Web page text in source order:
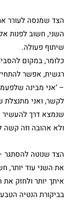
הצד שמנסה לעורר
השני, חשוב לפנות
שיתוף פעולה.
כלומר, במקום
רגשית, אפשר להתחיל
– ‘אני מבינה
לקשר, ואני מתנצלת
שנמצא דרך להעשיר
ולא אהובה וזה קשה
הצד שנוטה
את השני עוד יותר,
איתך יותר ולחזק
בביקורת הנטיה